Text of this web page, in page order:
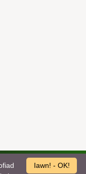
Iawn! - OK!